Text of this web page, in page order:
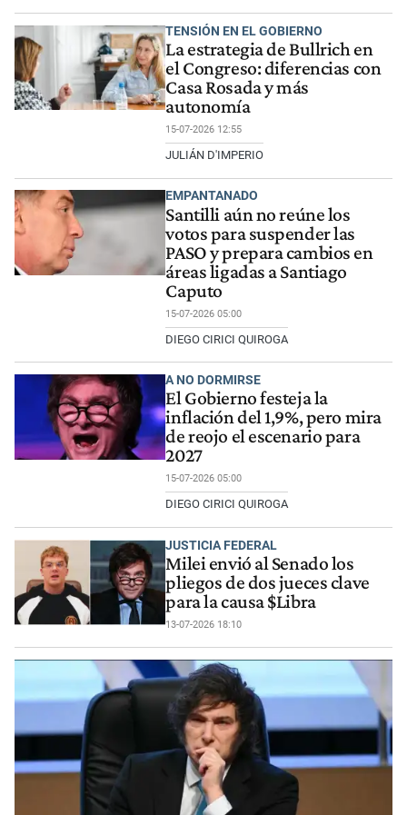
TENSIÓN EN EL GOBIERNO
La estrategia de Bullrich en
el Congreso: diferencias con
Casa Rosada y más
autonomía
15-07-2026 12:55
JULIÁN D'IMPERIO
EMPANTANADO
Santilli aún no reúne los
votos para suspender las
PASO y prepara cambios en
áreas ligadas a Santiago
Caputo
15-07-2026 05:00
DIEGO CIRICI QUIROGA
A NO DORMIRSE
El Gobierno festeja la
inflación del 1,9%, pero mira
de reojo el escenario para
2027
15-07-2026 05:00
DIEGO CIRICI QUIROGA
JUSTICIA FEDERAL
Milei envió al Senado los
pliegos de dos jueces clave
para la causa $Libra
13-07-2026 18:10